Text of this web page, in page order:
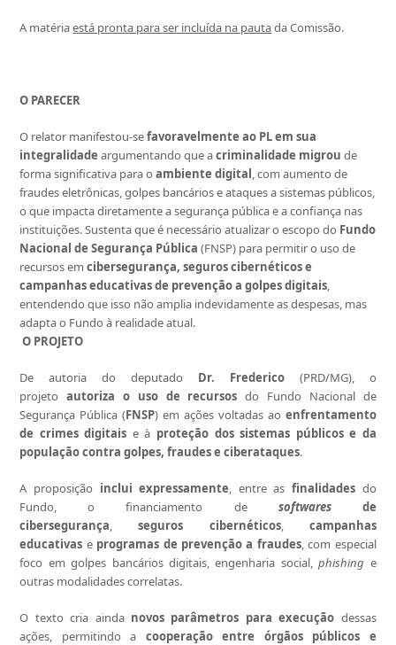
A matériaestá pronta para ser incluída na pautada Comissão.
O PARECER
O relator manifestou-sefavoravelmente ao PL em sua
integralidade argumentando que acriminalidade migrou de
forma significativa para oambiente digital, com aumento de
fraudes eletrônicas, golpes bancários e ataques a sistemas públicos,
o que impacta diretamente a segurança pública e a confiança nas
instituições. Sustenta que é necessário atualizar o escopo do Fundo
Nacional de Segurança Pública (FNSP) para permitir o uso de
recursos emcibersegurança, seguros cibernéticos e
campanhas educativas de prevenção a golpes digitais,
entendendo que isso não amplia indevidamente as despesas, mas
adapta o Fundo à realidade atual.
O PROJETO
De autoria do deputado Dr. Frederico(PRD/MG), o
projetoautoriza o uso de recursosdo Fundo Nacional de
Segurança Pública (FNSP) em ações voltadas ao enfrentamento
de crimes digitais e à proteção dos sistemas públicos e da
população contra golpes, fraudes e ciberataques.
A proposição inclui expressamente, entre as finalidades do
Fundo, o financiamento de softwaresde
cibersegurança,seguros cibernéticos, campanhas
educativas e programas de prevenção a fraudes, com especial
foco em golpes bancários digitais, engenharia social,phishing e
outras modalidades correlatas.
O texto cria ainda novos parâmetros para execução dessas
ações, permitindo a cooperação entre órgãos públicos e